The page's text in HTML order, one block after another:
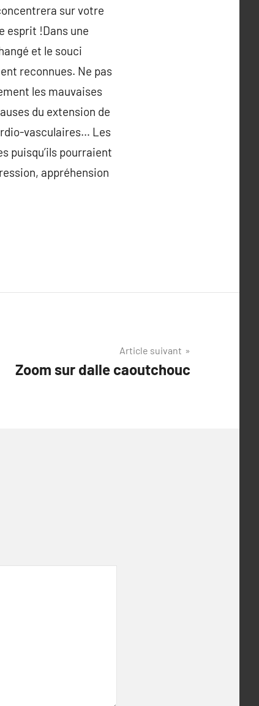
sur votre
esprit !Dans une
et le souci
reconnues. Ne pas
les mauvaises
du extension de
vasculaires… Les
puisqu’ils pourraient
appréhension
Article suivant
Zoom sur dalle caoutchouc